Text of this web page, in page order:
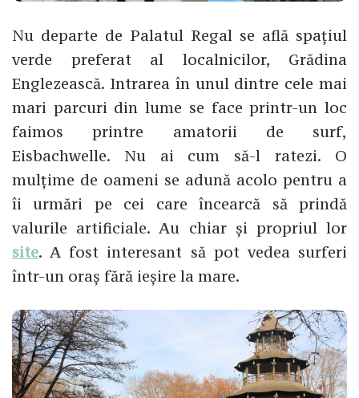
Nu departe de Palatul Regal se află spațiul
verde preferat al localnicilor, Grădina
Englezească. Intrarea în unul dintre cele mai
mari parcuri din lume se face printr-un loc
faimos printre amatorii de surf,
Eisbachwelle. Nu ai cum să-l ratezi. O
mulțime de oameni se adună acolo pentru a
îi urmări pe cei care încearcă să prindă
valurile artificiale. Au chiar și propriul lor
site. A fost interesant să pot vedea surferi
într-un oraș fără ieșire la mare.